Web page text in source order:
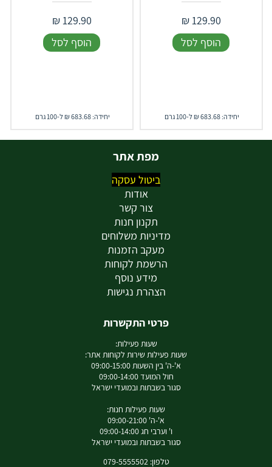
129.90
₪
הוסף לסל
יחידה: 683.68 ₪ ל-100 גרם
129.90
₪
הוסף לסל
יחידה: 683.68 ₪ ל-100 גרם
מפת אתר
ביטול עסקה
אודות
צור קשר
תקנון חנות
מדיניות משלוחים
מעקב הזמנות
הרשמת לקוחות
מידע נוסף
הצהרת נגישות
פרטי התקשרות
שעות פעילות:
שעות פעילות שירות לקוחות אתר:
א'-ה' בין השעות 09:00-15:00
חול המועד 09:00-14:00
סגור בשבתות ובמועדי ישראל
שעות פעילות חנות:
א'-ה' 09:00-21:00
ו' וערבי חג 09:00-14:00
סגור בשבתות ובמועדי ישראל
טלפון: 079-5555502